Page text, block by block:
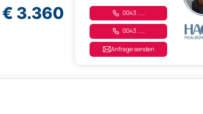
€ 3.360 0043. ....
0043. ....
Anfrage senden